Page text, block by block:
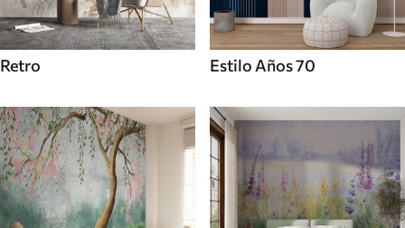
Retro Estilo Años 70